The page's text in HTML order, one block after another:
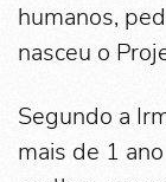
humanos,
nasceu o
Segundo a
mais de 1